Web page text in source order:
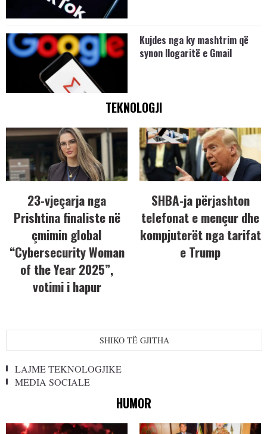
Kujdes nga ky mashtrim që
synon llogaritë e Gmail
TEKNOLOGJI
23-vjeçarja nga
Prishtina finaliste në
çmimin global
“Cybersecurity Woman
of the Year 2025”,
votimi i hapur
SHBA-ja përjashton
telefonat e mençur dhe
kompjuterët nga tarifat
e Trump
SHIKO TË GJITHA
LAJME TEKNOLOGJIKE
MEDIA SOCIALE
HUMOR